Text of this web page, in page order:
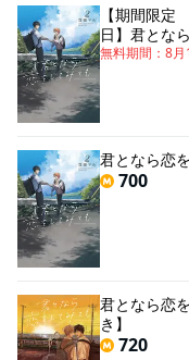
【期間限
日】君とな
無料期間： 8月
君となら恋
700
君となら恋
き】
720